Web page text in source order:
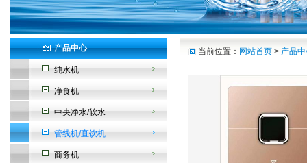
产品中心
纯水机
净食机
中央净水/软水
管线机/直饮机
商务机
当前位置： 网站首页> 产品中